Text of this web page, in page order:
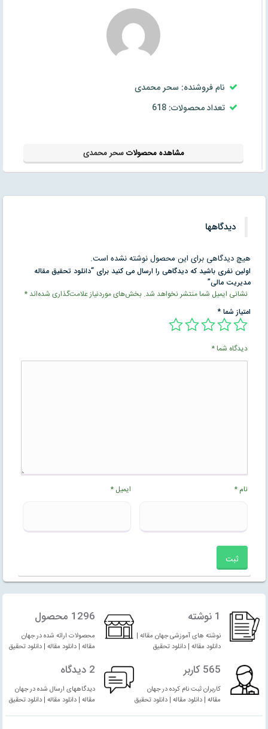
نام فروشنده: سحر محمدی
تعداد محصولات: 618
مشاهده محصولاتسحر محمدی
دیدگاهها
هیچ دیدگاهی برای این محصول نوشته نشده است.
اولین نفری باشید که دیدگاهی را ارسال می کنید برای “دانلود تحقیق مقاله
مدیریت مالی”
نشانی ایمیل شما منتشر نخواهد شد. بخش‌های موردنیاز علامت‌گذاری شده‌اند*
امتیاز شما*
دیدگاه شما*
نام* ایمیل*
1 نوشته
نوشته های آموزشی جهان مقاله |
دانلود مقاله | دانلود تحقیق
1296 محصول
محصولات ارائه شده در جهان
مقاله | دانلود مقاله | دانلود تحقیق
565 کاربر
کاربران ثبت نام کرده در جهان
مقاله | دانلود مقاله | دانلود تحقیق
2 دیدگاه
دیدگاههای ارسال شده در جهان
مقاله | دانلود مقاله | دانلود تحقیق